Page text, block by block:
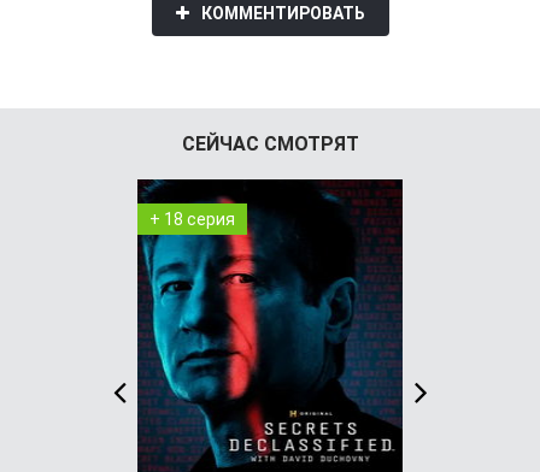
КОММЕНТИРОВАТЬ
СЕЙЧАС СМОТРЯТ
+ 18 серия